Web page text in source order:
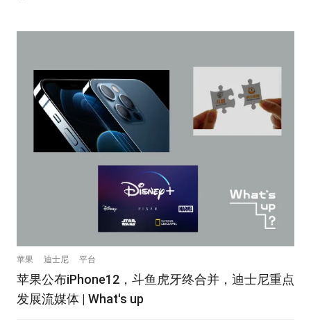
苹果 迪士尼 平台
苹果公布iPhone12，斗鱼虎牙终合并，迪士尼重点
发展流媒体 | What's up